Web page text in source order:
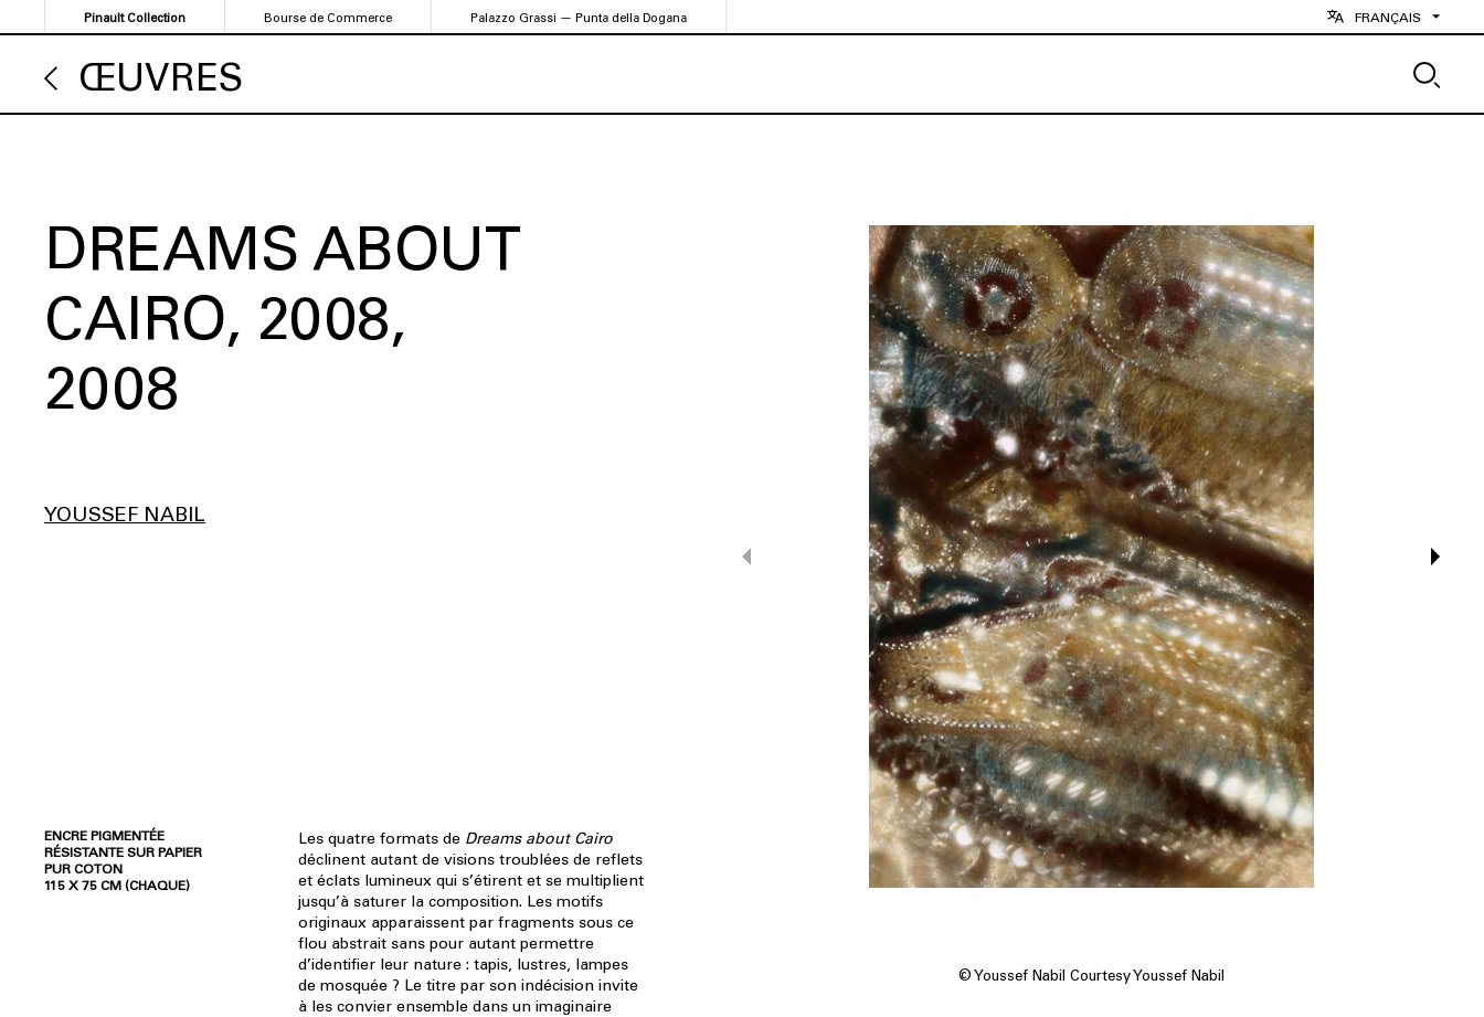
au
contenu
principal
Pinault Collection Bourse de Commerce Palazzo Grassi — Punta della Dogana FRANÇAIS
ŒUVRES
DREAMS ABOUT
CAIRO, 2008
2008
YOUSSEF NABIL
ENCRE PIGMENTÉE
RÉSISTANTE SUR PAPIER
PUR COTON
115 X 75 CM (CHAQUE)
Les quatre formats de Dreams about Cairo
déclinent autant de visions troublées de reflets
et éclats lumineux qui s’étirent et se multiplient
jusqu’à saturer la composition. Les motifs
originaux apparaissent par fragments sous ce
flou abstrait sans pour autant permettre
d’identifier leur nature : tapis, lustres, lampes
de mosquée ? Le titre par son indécision invite
à les convier ensemble dans un imaginaire
© Youssef Nabil Courtesy Youssef Nabil